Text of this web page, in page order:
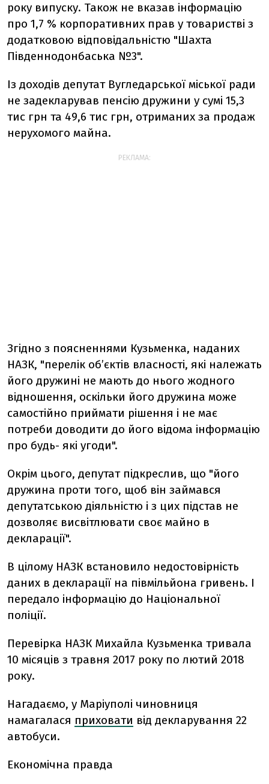
року випуску. Також не вказав інформацію
про 1,7 % корпоративних прав у товаристві з
додатковою відповідальністю "Шахта
Південнодонбаська №3".
Із доходів депутат Вугледарської міської ради
не задекларував пенсію дружини у сумі 15,3
тис грн та 49,6 тис грн, отриманих за продаж
нерухомого майна.
РЕКЛАМА:
Згідно з поясненнями Кузьменка, наданих
НАЗК, "перелік об’єктів власності, які належать
його дружині не мають до нього жодного
відношення, оскільки його дружина може
самостійно приймати рішення і не має
потреби доводити до його відома інформацію
про будь- які угоди".
Окрім цього, депутат підкреслив, що "його
дружина проти того, щоб він займався
депутатською діяльністю і з цих підстав не
дозволяє висвітлювати своє майно в
декларації".
В цілому НАЗК встановило недостовірність
даних в декларації на півмільйона гривень. І
передало інформацію до Національної
поліції.
Перевірка НАЗК Михайла Кузьменка тривала
10 місяців з травня 2017 року по лютий 2018
року.
Нагадаємо, у Маріуполі чиновниця
намагалася приховати від декларування 22
автобуси.
Економічна правда